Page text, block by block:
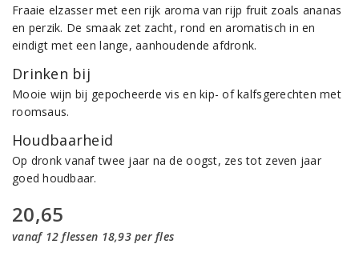
Fraaie elzasser met een rijk aroma van rijp fruit zoals ananas
en perzik. De smaak zet zacht, rond en aromatisch in en
eindigt met een lange, aanhoudende afdronk.
Drinken bij
Mooie wijn bij gepocheerde vis en kip- of kalfsgerechten met
roomsaus.
Houdbaarheid
Op dronk vanaf twee jaar na de oogst, zes tot zeven jaar
goed houdbaar.
20,65
vanaf 12 flessen 18,93 per fles